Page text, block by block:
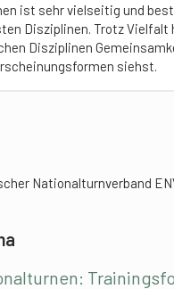
ist sehr vielseitig und
Disziplinen. Trotz Vielfalt
Disziplinen
siehst.
Nationalturnverband